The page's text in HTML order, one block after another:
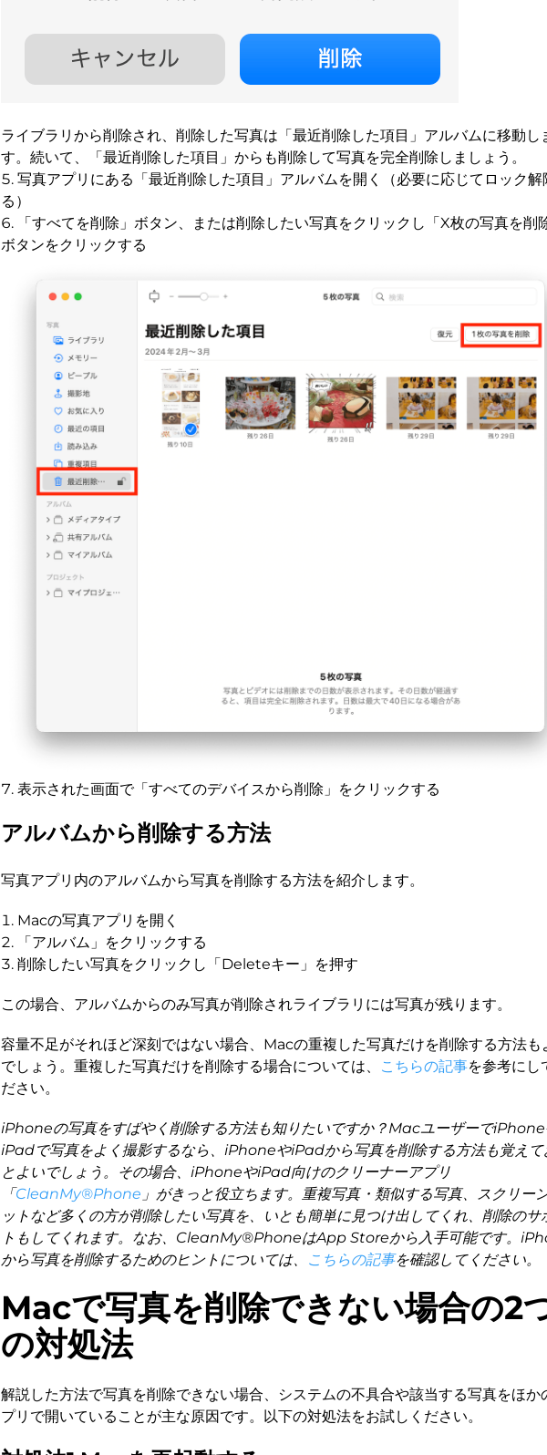
ライブラリから削除され、削除した写真は「最近削除した項目」アルバムに移動し
す。続いて、「最近削除した項目」からも削除して写真を完全削除しましょう。
写真アプリにある「最近削除した項目」アルバムを開く（必要に応じてロック解
る）
「すべてを削除」ボタン、または削除したい写真をクリックし「X枚の写真を削
ボタンをクリックする
表示された画面で「すべてのデバイスから削除」をクリックする
アルバムから削除する方法
写真アプリ内のアルバムから写真を削除する方法を紹介します。
Macの写真アプリを開く
「アルバム」をクリックする
削除したい写真をクリックし「Deleteキー」を押す
この場合、アルバムからのみ写真が削除されライブラリには写真が残ります。
容量不足がそれほど深刻ではない場合、Macの重複した写真だけを削除する方法も
でしょう。重複した写真だけを削除する場合については、
こちらの記事を参考にし
ださい。
iPhoneの写真をすばやく削除する方法も知りたいですか？Macユーザーで
iPadで写真をよく撮影するなら、iPhoneやiPadから写真を削除する方法も覚えて
とよいでしょう。その場合、iPhoneやiPad向けのクリーナーアプリ
「CleanMy®Phone 」がきっと役立ちます。重複写真・類似する写真、スクリー
ットなど多くの方が削除したい写真を、いとも簡単に見つけ出してくれ、削除のサ
トもしてくれます。なお、CleanMy®PhoneはApp Storeから入手可能です。
から写真を削除するためのヒントについては、
こちらの記事を確認してください。
Macで写真を削除できない場合の2
の対処法
解説した方法で写真を削除できない場合、システムの不具合や該当する写真をほか
プリで開いていることが主な原因です。以下の対処法をお試しください。